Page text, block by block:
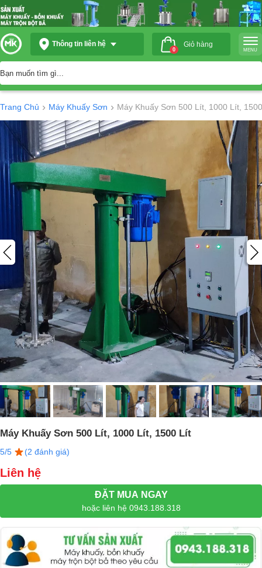
Thông tin liên hệ
0
Giỏ hàng
MENU
Trang Chủ › Máy Khuấy Sơn › Máy Khuấy Sơn 500 Lít, 1000 Lít,
Máy Khuấy Sơn 500 Lít, 1000 Lít, 1500 Lít
5/5 (2 đánh giá)
Liên hệ
ĐẶT MUA NGAY
hoặc liên hệ 0943.188.318